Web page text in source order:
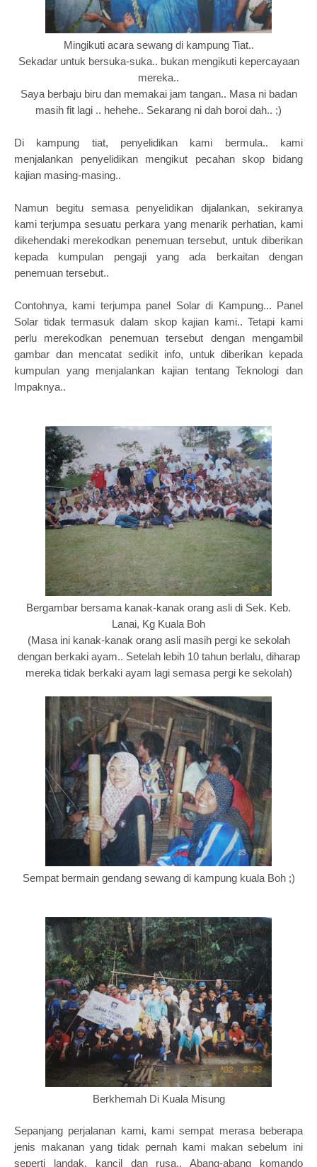
Mingikuti acara sewang di kampung Tiat..
Sekadar untuk bersuka-suka.. bukan mengikuti kepercayaan
mereka..
Saya berbaju biru dan memakai jam tangan.. Masa ni badan
masih fit lagi .. hehehe.. Sekarang ni dah boroi dah.. ;)
Di kampung tiat, penyelidikan kami bermula.. kami
menjalankan penyelidikan mengikut pecahan skop bidang
kajian masing-masing..
Namun begitu semasa penyelidikan dijalankan, sekiranya
kami terjumpa sesuatu perkara yang menarik perhatian, kami
dikehendaki merekodkan penemuan tersebut, untuk diberikan
kepada kumpulan pengaji yang ada berkaitan dengan
penemuan tersebut..
Contohnya, kami terjumpa panel Solar di Kampung... Panel
Solar tidak termasuk dalam skop kajian kami.. Tetapi kami
perlu merekodkan penemuan tersebut dengan mengambil
gambar dan mencatat sedikit info, untuk diberikan kepada
kumpulan yang menjalankan kajian tentang Teknologi dan
Impaknya..
Bergambar bersama kanak-kanak orang asli di Sek. Keb.
Lanai, Kg Kuala Boh
(Masa ini kanak-kanak orang asli masih pergi ke sekolah
dengan berkaki ayam.. Setelah lebih 10 tahun berlalu, diharap
mereka tidak berkaki ayam lagi semasa pergi ke sekolah)
Sempat bermain gendang sewang di kampung kuala Boh ;)
Berkhemah Di Kuala Misung
Sepanjang perjalanan kami, kami sempat merasa beberapa
jenis makanan yang tidak pernah kami makan sebelum ini
seperti landak, kancil dan rusa.. Abang-abang komando